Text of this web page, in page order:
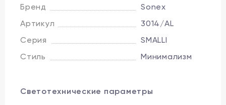
Бренд
Sonex
Артикул
3014/AL
Серия
SMALLI
Стиль
Минимализм
Светотехнические параметры